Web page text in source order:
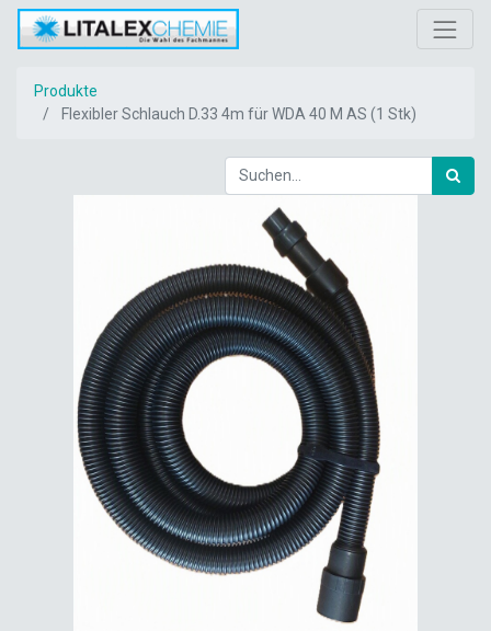
Produkte
Flexibler Schlauch D.33 4m für WDA 40 M AS (1 Stk)